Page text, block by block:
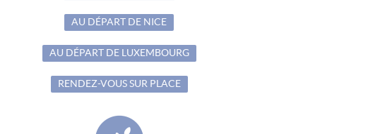
AU DÉPART DE NICE
AU DÉPART DE LUXEMBOURG
RENDEZ-VOUS SUR PLACE